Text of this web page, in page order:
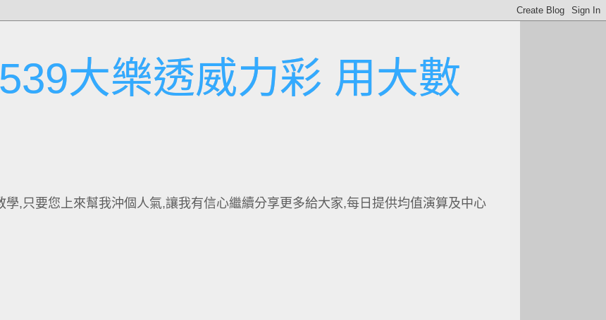
大樂透威力彩 用大數
,只要您上來幫我沖個人氣,讓我有信心繼續分享更多給大家,每日提供均值演算及中心